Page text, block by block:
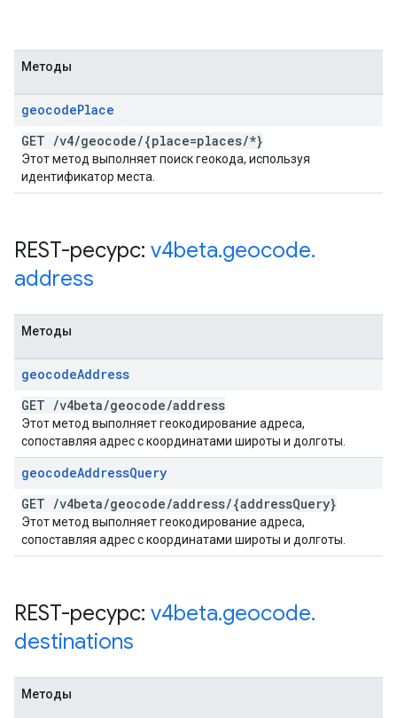
Методы
geocodePlace
GET /v4/geocode/{place=places/*}
Этот метод выполняет поиск геокода, используя
идентификатор места.
REST-ресурс: v4beta.geocode.
address
Методы
geocodeAddress
GET /v4beta/geocode/address
Этот метод выполняет геокодирование адреса,
сопоставляя адрес с координатами широты и долготы.
geocodeAddressQuery
GET /v4beta/geocode/address/{addressQuery}
Этот метод выполняет геокодирование адреса,
сопоставляя адрес с координатами широты и долготы.
REST-ресурс: v4beta.geocode.
destinations
Методы